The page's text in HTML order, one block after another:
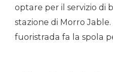
optare per il servizio di
stazione di Morro
fuoristrada fa la spola